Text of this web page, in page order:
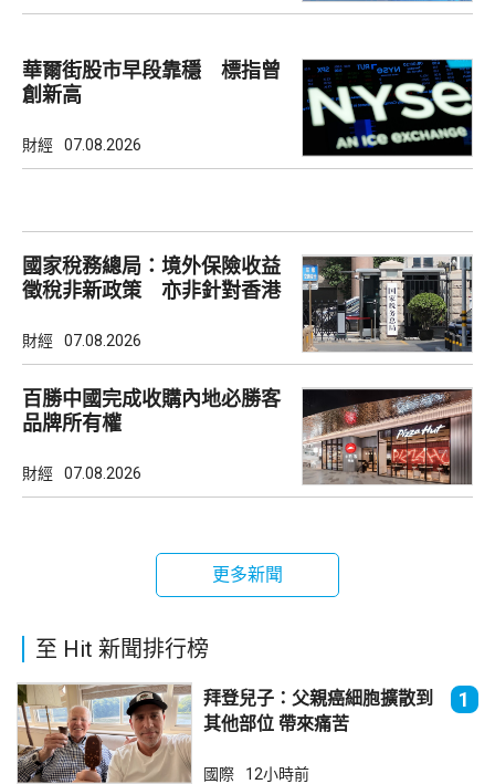
華爾街股市早段靠穩 標指曾
創新高
財經 07.08.2026
國家稅務總局：境外保險收益
徵稅非新政策 亦非針對香港
財經 07.08.2026
百勝中國完成收購內地必勝客
品牌所有權
財經 07.08.2026
更多新聞
至 Hit 新聞排行榜
拜登兒子：父親癌細胞擴散到
其他部位 帶來痛苦
1
國際 12小時前